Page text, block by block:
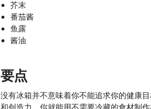
芥末
番茄酱
鱼露
酱油
要点
没有冰箱并不意味着你不能追求你的健康